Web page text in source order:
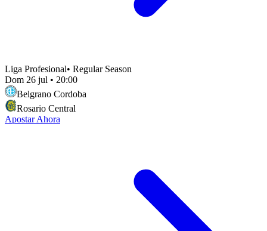
Liga Profesional• Regular Season
Dom 26 jul • 20:00
Belgrano Cordoba
Rosario Central
Apostar Ahora